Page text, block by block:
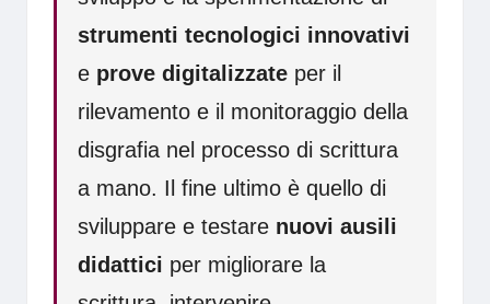
strumenti tecnologici innovativi
e prove digitalizzate per il
rilevamento e il monitoraggio della
disgrafia nel processo di scrittura
a mano. Il fine ultimo è quello di
sviluppare e testare nuovi ausili
didattici per migliorare la